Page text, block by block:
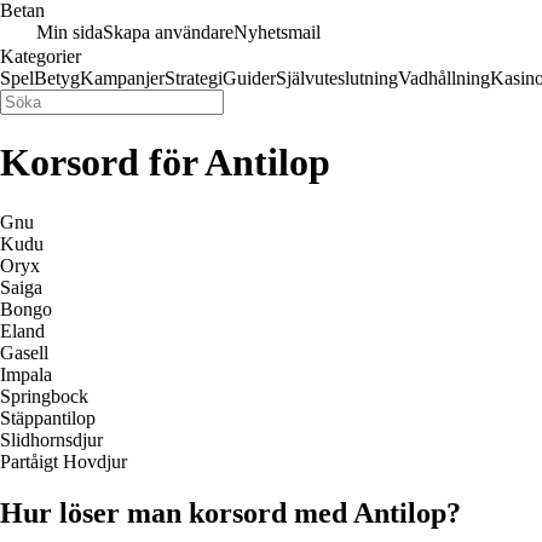
Betan
Min sidaSkapa användareNyhetsmail
Kategorier
SpelBetygKampanjerStrategiGuiderSjälvuteslutningVadhållning
Korsord för Antilop
Gnu
Kudu
Oryx
Saiga
Bongo
Eland
Gasell
Impala
Springbock
Stäppantilop
Slidhornsdjur
Partåigt Hovdjur
Hur löser man korsord med Antilop?